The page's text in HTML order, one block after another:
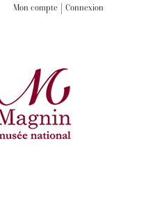
Mon compte Connexion